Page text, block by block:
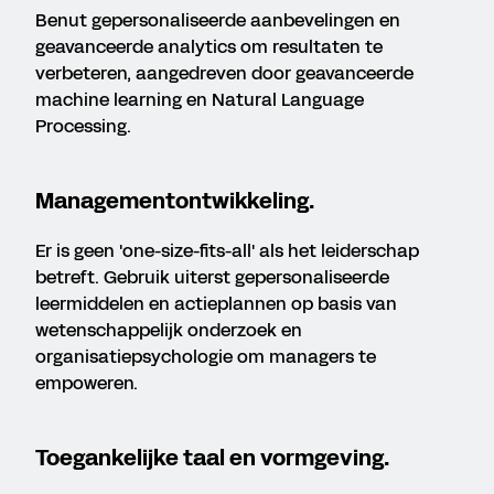
Benut gepersonaliseerde aanbevelingen en
geavanceerde analytics om resultaten te
verbeteren, aangedreven door geavanceerde
machine learning en Natural Language
Processing.
Managementontwikkeling.
Er is geen 'one-size-fits-all' als het leiderschap
betreft. Gebruik uiterst gepersonaliseerde
leermiddelen en actieplannen op basis van
wetenschappelijk onderzoek en
organisatiepsychologie om managers te
empoweren.
Toegankelijke taal en vormgeving.